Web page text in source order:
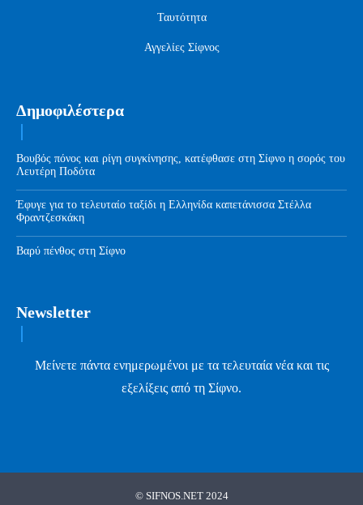
Ταυτότητα
Αγγελίες Σίφνος
Δημοφιλέστερα
Βουβός πόνος και ρίγη συγκίνησης, κατέφθασε στη Σίφνο η σορός του
Λευτέρη Ποδότα
Έφυγε για το τελευταίο ταξίδι η Ελληνίδα καπετάνισσα Στέλλα
Φραντζεσκάκη
Βαρύ πένθος στη Σίφνο
Newsletter
Μείνετε πάντα ενημερωμένοι με τα τελευταία νέα και τις
εξελίξεις από τη Σίφνο.
© SIFNOS.NET 2024